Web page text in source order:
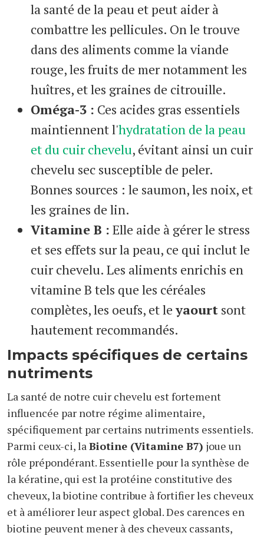
la santé de la peau et peut aider à
combattre les pellicules. On le trouve
dans des aliments comme la viande
rouge, les fruits de mer notamment les
huîtres, et les graines de citrouille.
Oméga-3 : Ces acides gras essentiels
maintiennent l'hydratation de la peau
et du cuir chevelu, évitant ainsi un cuir
chevelu sec susceptible de peler.
Bonnes sources : le saumon, les noix, et
les graines de lin.
Vitamine B : Elle aide à gérer le stress
et ses effets sur la peau, ce qui inclut le
cuir chevelu. Les aliments enrichis en
vitamine B tels que les céréales
complètes, les oeufs, et le yaourt sont
hautement recommandés.
Impacts spécifiques de certains
nutriments
La santé de notre cuir chevelu est fortement
influencée par notre régime alimentaire,
spécifiquement par certains nutriments essentiels.
Parmi ceux-ci, laBiotine (Vitamine B7) joue un
rôle prépondérant. Essentielle pour la synthèse de
la kératine, qui est la protéine constitutive des
cheveux, la biotine contribue à fortifier les cheveux
et à améliorer leur aspect global. Des carences en
biotine peuvent mener à des cheveux cassants,